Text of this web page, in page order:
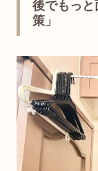
後でもっ
策」